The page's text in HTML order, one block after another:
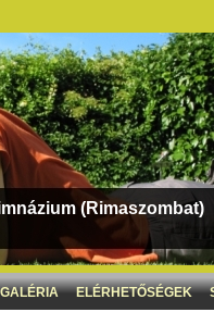
(Rimaszombat)
ELÉRHETŐSÉGEK